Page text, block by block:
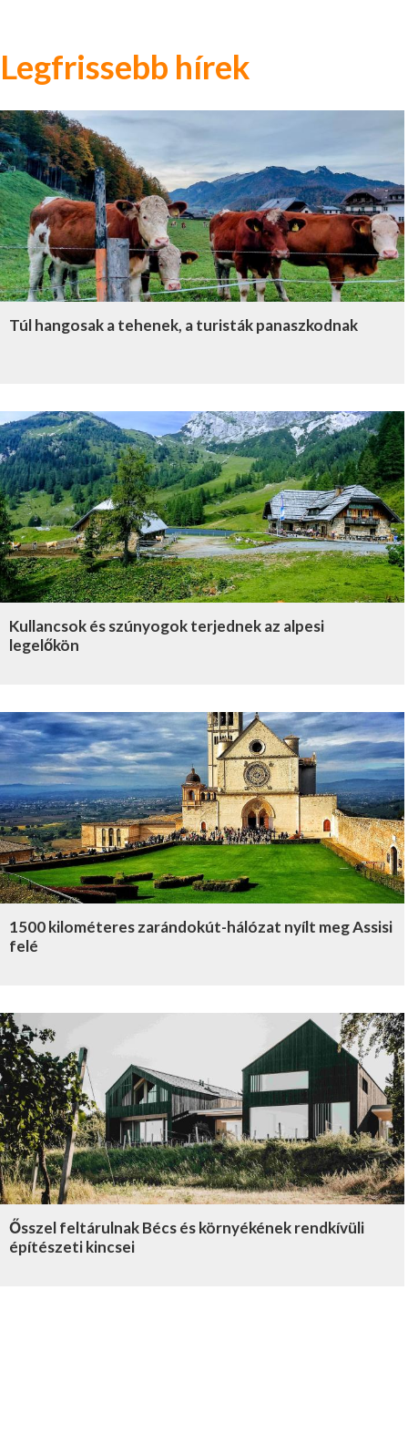
Legfrissebb hírek
Túl hangosak a tehenek, a turisták panaszkodnak
Kullancsok és szúnyogok terjednek az alpesi
legelőkön
1500 kilométeres zarándokút-hálózat nyílt meg Assisi
felé
Ősszel feltárulnak Bécs és környékének rendkívüli
építészeti kincsei